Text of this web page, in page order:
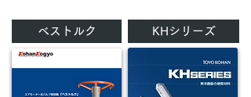
ベストルク KHシリーズ